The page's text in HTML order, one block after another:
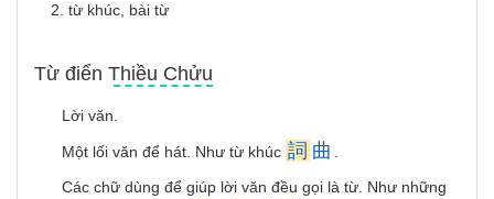
2. từ khúc, bài từ
Từ điển Thiều Chửu
Lời văn.
Một lối văn để hát. Như từ khúc 詞 曲
Các chữ dùng để giúp lời văn đều gọi là từ. Như những